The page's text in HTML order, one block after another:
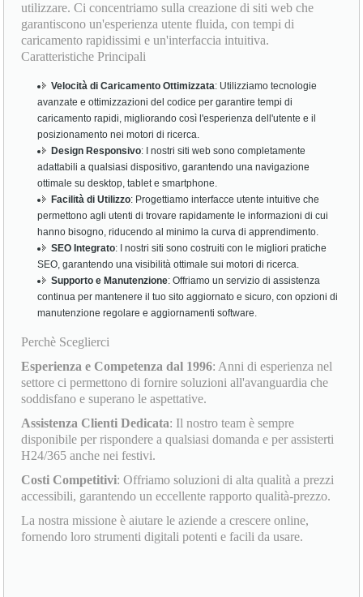
utilizzare. Ci concentriamo sulla creazione di siti web che
garantiscono un'esperienza utente fluida, con tempi di
caricamento rapidissimi e un'interfaccia intuitiva.
Caratteristiche Principali
Velocità di Caricamento Ottimizzata: Utilizziamo tecnologie
avanzate e ottimizzazioni del codice per garantire tempi di
caricamento rapidi, migliorando così l'esperienza dell'utente e il
posizionamento nei motori di ricerca.
Design Responsivo: I nostri siti web sono completamente
adattabili a qualsiasi dispositivo, garantendo una navigazione
ottimale su desktop, tablet e smartphone.
Facilità di Utilizzo: Progettiamo interfacce utente intuitive che
permettono agli utenti di trovare rapidamente le informazioni di cui
hanno bisogno, riducendo al minimo la curva di apprendimento.
SEO Integrato: I nostri siti sono costruiti con le migliori pratiche
SEO, garantendo una visibilità ottimale sui motori di ricerca.
Supporto e Manutenzione: Offriamo un servizio di assistenza
continua per mantenere il tuo sito aggiornato e sicuro, con opzioni di
manutenzione regolare e aggiornamenti software.
Perchè Sceglierci
Esperienza e Competenza dal 1996: Anni di esperienza nel
settore ci permettono di fornire soluzioni all'avanguardia che
soddisfano e superano le aspettative.
Assistenza Clienti Dedicata: Il nostro team è sempre
disponibile per rispondere a qualsiasi domanda e per assisterti
H24/365 anche nei festivi.
Costi Competitivi: Offriamo soluzioni di alta qualità a prezzi
accessibili, garantendo un eccellente rapporto qualità-prezzo.
La nostra missione è aiutare le aziende a crescere online,
fornendo loro strumenti digitali potenti e facili da usare.